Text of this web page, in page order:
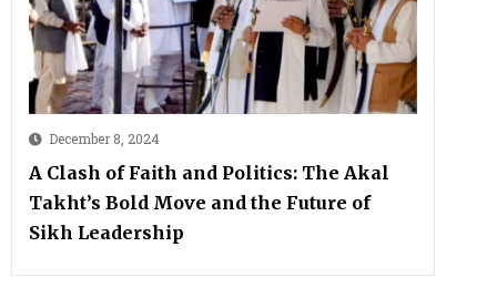
December 8, 2024
A Clash of Faith and Politics: The Akal
Takht’s Bold Move and the Future of
Sikh Leadership